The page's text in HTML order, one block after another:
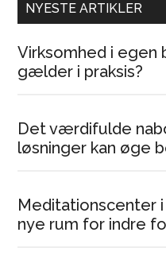
NYESTE ARTIKLER
Virksomhed i egen
gælder i praksis?
Det værdifulde
løsninger kan øge
Meditationscenter
nye rum for indre